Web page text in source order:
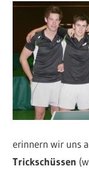
erinnern wir uns
Trickschüssen